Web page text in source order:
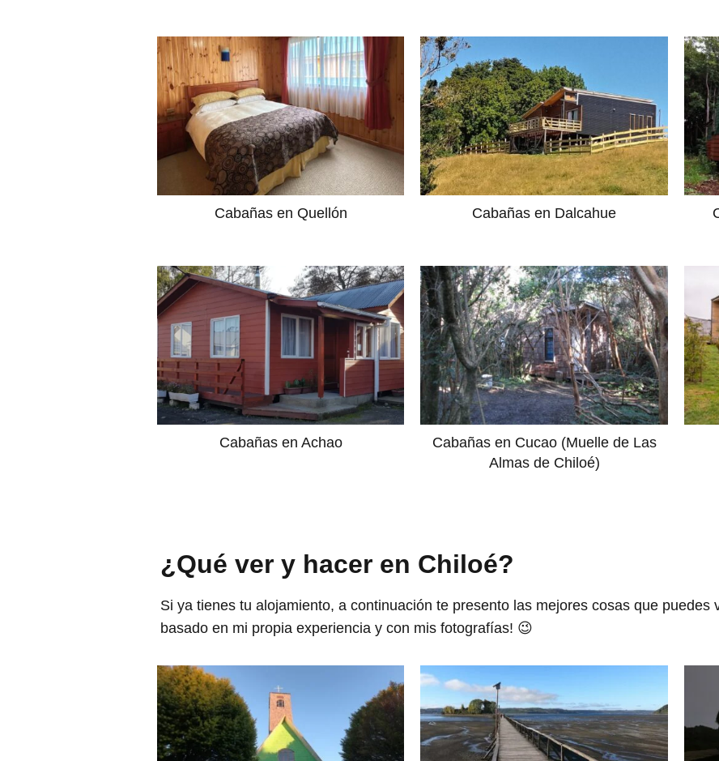
Cabañas en Quellón Cabañas en Dalcahue
Cabañas en Achao
Cabañas en Cucao (Muelle de Las
Almas de Chiloé)
¿Qué ver y hacer en Chiloé?
Si ya tienes tu alojamiento, a continuación te presento las mejores cosas que puedes
basado en mi propia experiencia y con mis fotografías! 😉